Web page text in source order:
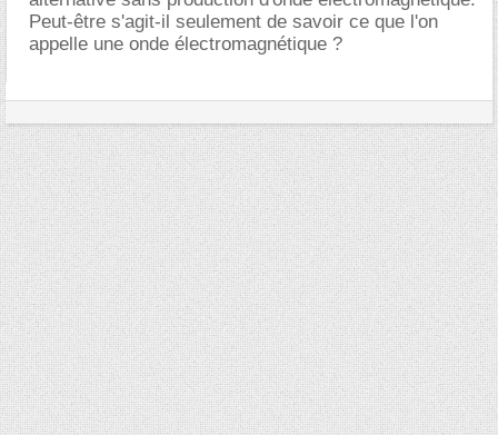
Peut-être s'agit-il seulement de savoir ce que l'on
appelle une onde électromagnétique ?